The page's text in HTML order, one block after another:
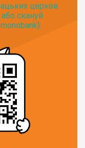
церков
або скануй